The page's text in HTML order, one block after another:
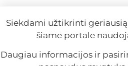
#Interjeras #Prabanga
Siekdami užtikrinti
šiame portale
Daugiau informacijos ir